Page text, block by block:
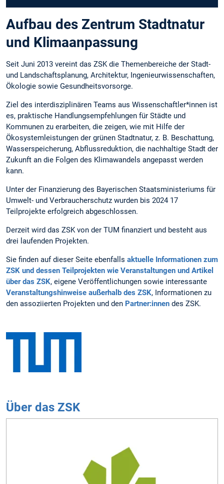
Aufbau des Zentrum Stadtnatur
und Klimaanpassung
Seit Juni 2013 vereint das ZSK die Themenbereiche der Stadt-
und Landschaftsplanung, Architektur, Ingenieurwissenschaften,
Ökologie sowie Gesundheitsvorsorge.
Ziel des interdisziplinären Teams aus Wissenschaftler*innen ist
es, praktische Handlungsempfehlungen für Städte und
Kommunen zu erarbeiten, die zeigen, wie mit Hilfe der
Ökosystemleistungen der grünen Stadtnatur, z. B. Beschattung,
Wasserspeicherung, Abflussreduktion, die nachhaltige Stadt der
Zukunft an die Folgen des Klimawandels angepasst werden
kann.
Unter der Finanzierung des Bayerischen Staatsministeriums für
Umwelt- und Verbraucherschutz wurden bis 2024 17
Teilprojekte erfolgreich abgeschlossen.
Derzeit wird das ZSK von der TUM finanziert und besteht aus
drei laufenden Projekten.
Sie finden auf dieser Seite ebenfalls aktuelle Informationen zum
ZSK und dessen Teilprojekten wie Veranstaltungen und Artikel
über das ZSK, eigene Veröffentlichungen sowie interessante
Veranstaltungshinweise außerhalb des ZSK, Informationen zu
den assoziierten Projekten und den Partner:innen des ZSK.
Über das ZSK